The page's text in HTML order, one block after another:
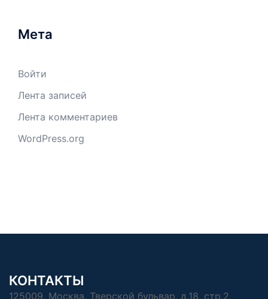
Мета
Войти
Лента записей
Лента комментариев
WordPress.org
КОНТАКТЫ
125009, Москва, Тверской бульвар, д.18, стр.2